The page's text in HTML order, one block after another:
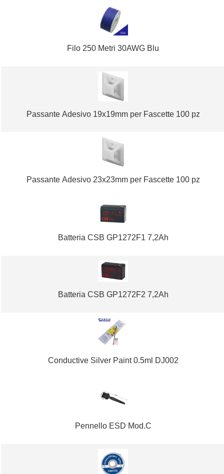
Filo 250 Metri 30AWG Blu
Passante Adesivo 19x19mm per Fascette 100 pz
Passante Adesivo 23x23mm per Fascette 100 pz
Batteria CSB GP1272F1 7,2Ah
Batteria CSB GP1272F2 7,2Ah
Conductive Silver Paint 0.5ml DJ002
Pennello ESD Mod.C